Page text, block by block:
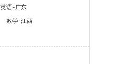
英语-广东
数学-江西